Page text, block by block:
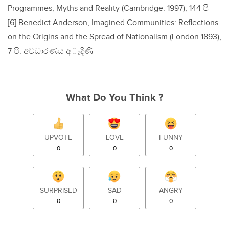
Programmes, Myths and Reality (Cambridge: 1997), 144 පි
[6] Benedict Anderson, Imagined Communities: Reflections
on the Origins and the Spread of Nationalism (London 1893),
7 පි. අවධාරණය අෑදිණි
What Do You Think ?
UPVOTE
0
LOVE
0
FUNNY
0
SURPRISED
0
SAD
0
ANGRY
0